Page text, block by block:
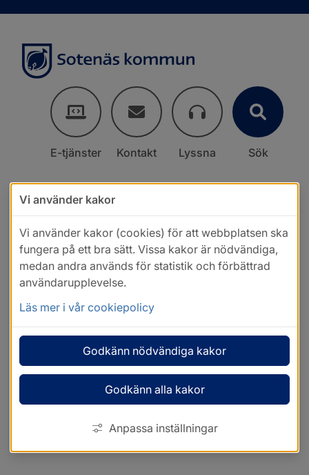
E-tjänster Kontakt Lyssna Sök
Vi använder kakor
Vi använder kakor (cookies) för att webbplatsen ska
fungera på ett bra sätt. Vissa kakor är nödvändiga,
medan andra används för statistik och förbättrad
användarupplevelse.
Läs mer i vår cookiepolicy
Godkänn nödvändiga kakor
Godkänn alla kakor
Anpassa inställningar